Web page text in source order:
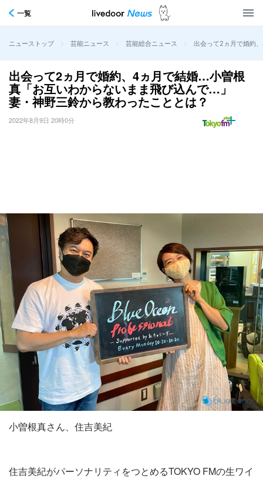
一覧
ニューストップ > 芸能ニュース > 芸能総合ニュース > 出会って2ヵ月で婚約
出会って2ヵ月で婚約、4ヵ月で結婚…小曽根
真「お互いわからないまま飛び込んで…」
妻・神野三鈴から教わったこととは？
2022年8月9日 20時0分
小曽根真さん、住吉美紀
住吉美紀がパーソナリティをつとめるTOKYO FMの生ワイ